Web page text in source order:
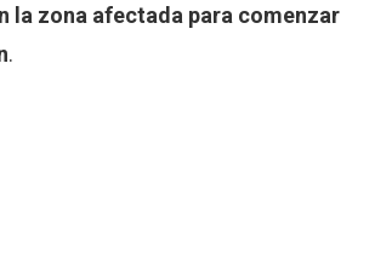
la zona afectada para comenzar
.